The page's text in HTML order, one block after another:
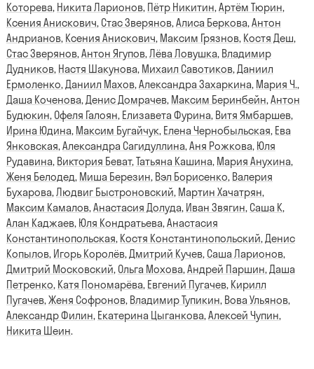
Которева, Никита Ларионов, Пётр Никитин,Артём Тюрин,
Ксения Анискович, Стас Зверянов,Алиса Беркова,Антон
Андрианов, Ксения Анискович, Максим Грязнов, Костя Деш,
Стас Зверянов,Антон Ягупов,Лёва Ловушка, Владимир
Дудников, Настя Шакунова, Михаил Савотиков,Даниил
Ермоленко,Даниил Махов,Александра Захаркина, Мария Ч.,
Даша Коченова,Денис Домрачев, Максим Беринбейн,Антон
Будюкин, Офеля Галоян, Елизавета Фурина, Витя Ямбаршев,
Ирина Юдина, Максим Бугайчук, Елена Чернобыльская, Ева
Янковская,Александра Сагидуллина,Аня Рожкова, Юля
Рудавина, Виктория Беват,Татьяна Кашина, Мария Анухина,
Женя Белодед, Миша Березин, Вэл Борисенко, Валерия
Бухарова,Людвиг Быстроновский, Мартин Хачатрян,
Максим Камалов,Анастасия Долуда, Иван Звягин, Саша К,
Алан Каджаев, Юля Кондратьева,Анастасия
Константинопольская, Костя Константинопольский,Денис
Копылов, Игорь Королёв,Дмитрий Кучев, Саша Ларионов,
Дмитрий Московский, Ольга Мохова,Андрей Паршин,Даша
Петренко, Катя Пономарёва, Евгений Пугачев, Кирилл
Пугачев,Женя Софронов, Владимир Тупикин, Вова Ульянов,
Александр Филин, Екатерина Цыганкова,Алексей Чупин,
Никита Шеин.